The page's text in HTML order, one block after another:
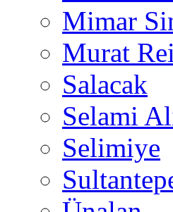
Mimar
Murat
Salacak
Selami
Selimiye